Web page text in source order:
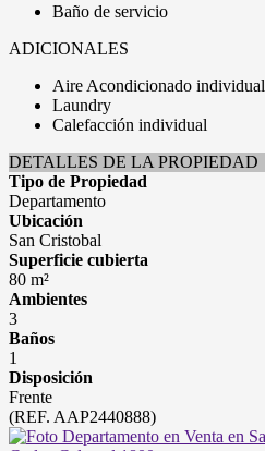
Baño de servicio
ADICIONALES
Aire Acondicionado individual
Laundry
Calefacción individual
DETALLES DE LA PROPIEDAD
Tipo de Propiedad
Departamento
Ubicación
San Cristobal
Superficie cubierta
80 m²
Ambientes
3
Baños
1
Disposición
Frente
(REF. AAP2440888)